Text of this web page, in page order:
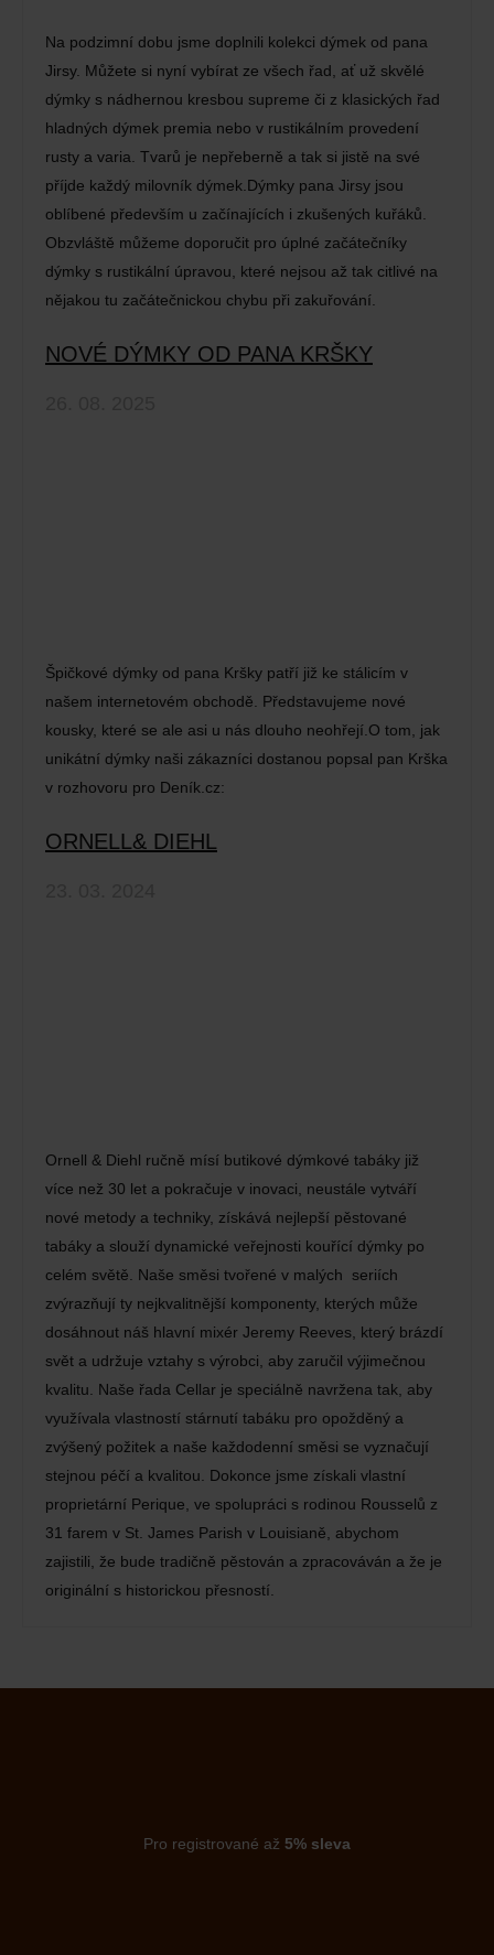
Na podzimní dobu jsme doplnili kolekci dýmek od pana
Jirsy. Můžete si nyní vybírat ze všech řad, ať už skvělé
dýmky s nádhernou kresbou supreme či z klasických řad
hladných dýmek premia nebo v rustikálním provedení
rusty a varia. Tvarů je nepřeberně a tak si jistě na své
příjde každý milovník dýmek.Dýmky pana Jirsy jsou
oblíbené především u začínajících i zkušených kuřáků.
Obzvláště můžeme doporučit pro úplné začátečníky
dýmky s rustikální úpravou, které nejsou až tak citlivé na
nějakou tu začátečnickou chybu při zakuřování.
NOVÉ DÝMKY OD PANA KRŠKY
Špičkové dýmky od pana Kršky patří již ke stálicím v
našem internetovém obchodě. Představujeme nové
kousky, které se ale asi u nás dlouho neohřejí.O tom, jak
unikátní dýmky naši zákazníci dostanou popsal pan Krška
v rozhovoru pro Deník.cz:
ORNELL& DIEHL
Ornell & Diehl ručně mísí butikové dýmkové tabáky již
více než 30 let a pokračuje v inovaci, neustále vytváří
nové metody a techniky, získává nejlepší pěstované
tabáky a slouží dynamické veřejnosti kouřící dýmky po
celém světě. Naše směsi tvořené v malých seriích
zvýrazňují ty nejkvalitnější komponenty, kterých může
dosáhnout náš hlavní mixér Jeremy Reeves, který brázdí
svět a udržuje vztahy s výrobci, aby zaručil výjimečnou
kvalitu. Naše řada Cellar je speciálně navržena tak, aby
využívala vlastností stárnutí tabáku pro opožděný a
zvýšený požitek a naše každodenní směsi se vyznačují
stejnou péčí a kvalitou. Dokonce jsme získali vlastní
proprietární Perique, ve spolupráci s rodinou Rousselů z
31 farem v St. James Parish v Louisianě, abychom
zajistili, že bude tradičně pěstován a zpracováván a že je
originální s historickou přesností.
Pro registrované až 5% sleva